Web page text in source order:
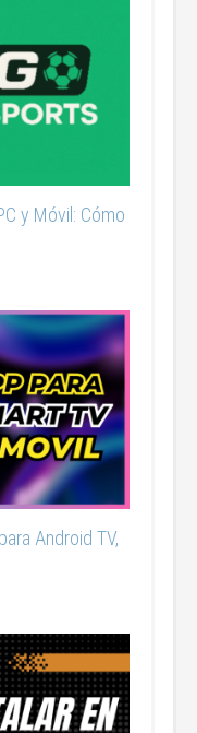
y Móvil: Cómo
Android TV,